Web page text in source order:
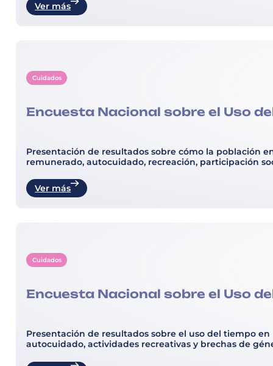
Ver más
Cuidados
Encuesta Nacional sobre el Uso
Presentación de resultados sobre cómo la población
remunerado, autocuidado, recreación, participación
Ver más
Cuidados
Encuesta Nacional sobre el Uso
Presentación de resultados sobre el uso del tiempo
autocuidado, actividades recreativas y brechas de